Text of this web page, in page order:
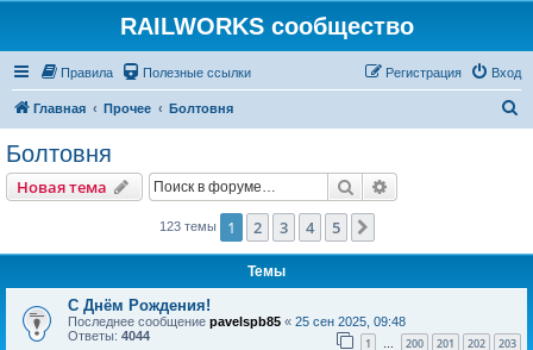
RAILWORKS сообщество
Правила Полезные ссылки Вход
Регистрация
Главная Прочее Болтовня
Болтовня
Новая тема Поиск
123 темы 1 2 3 4 5
Темы
C Днём Рождения!
Последнее сообщение pavelspb85 « 25 сен 2025, 09:48
Ответы: 4044 1 … 200 201 202 203